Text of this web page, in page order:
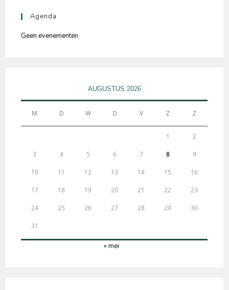
Agenda
Geen evenementen
AUGUSTUS 2026
M D W D V Z Z
1 2
3 4 5 6 7 8 9
10 11 12 13 14 15 16
17 18 19 20 21 22 23
24 25 26 27 28 29 30
31
« mei